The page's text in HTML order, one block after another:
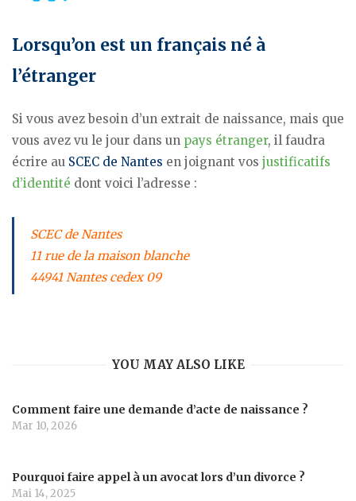
Lorsqu’on est un français né à
l’étranger
Si vous avez besoin d’un extrait de naissance, mais que
vous avez vu le jour dans un pays étranger, il faudra
écrire au SCEC de Nantes en joignant vos justificatifs
d’identité dont voici l’adresse :
SCEC de Nantes
11 rue de la maison blanche
44941 Nantes cedex 09
YOU MAY ALSO LIKE
Comment faire une demande d’acte de naissance ?
Mar 10, 2026
Pourquoi faire appel à un avocat lors d’un divorce ?
Mai 14, 2025